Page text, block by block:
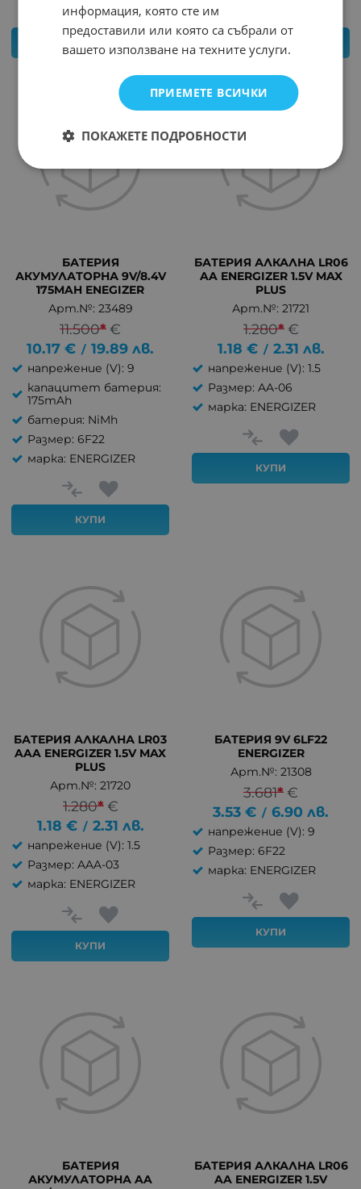
БАТЕРИЯ
АКУМУЛАТОРНА 9V/8.4V
175MAH ENEGIZER
Арт.№: 23489
11.500*€
10.17 € / 19.89 лв.
напрежение (V): 9
капацитет батерия:
175mAh
батерия: NiMh
Размер: 6F22
марка: ENERGIZER
КУПИ
БАТЕРИЯ АЛКАЛНА LR06
AA ENERGIZER 1.5V MAX
PLUS
Арт.№: 21721
1.280* €
1.18 € / 2.31 лв.
напрежение (V): 1.5
Размер: AA-06
марка: ENERGIZER
КУПИ
БАТЕРИЯ АЛКАЛНА LR03
AAA ENERGIZER 1.5V MAX
PLUS
Арт.№: 21720
1.280* €
1.18 € / 2.31 лв.
напрежение (V): 1.5
Размер: AAA-03
марка: ENERGIZER
КУПИ
БАТЕРИЯ 9V 6LF22
ENERGIZER
Арт.№: 21308
3.681*€
3.53 € / 6.90 лв.
напрежение (V): 9
Размер: 6F22
марка: ENERGIZER
КУПИ
БАТЕРИЯ
АКУМУЛАТОРНА AA
БАТЕРИЯ АЛКАЛНА LR06
AA ENERGIZER 1.5V
информация, която сте им
предоставили или която са събрали от
вашето използване на техните услуги.
ПРИЕМЕТЕ ВСИЧКИ
ПОКАЖЕТЕ ПОДРОБНОСТИ